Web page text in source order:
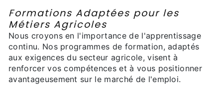
Formations Adaptées pour les
Métiers Agricoles
Nous croyons en l'importance de l'apprentissage
continu. Nos programmes de formation, adaptés
aux exigences du secteur agricole, visent à
renforcer vos compétences et à vous positionner
avantageusement sur le marché de l'emploi.